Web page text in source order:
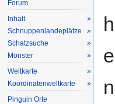
Forum
Inhalt
»
Schnuppenlandeplätze
»
Schatzsuche
»
Monster
»
Weltkarte
»
Koordinatenweltkarte
»
Pinguin Orte